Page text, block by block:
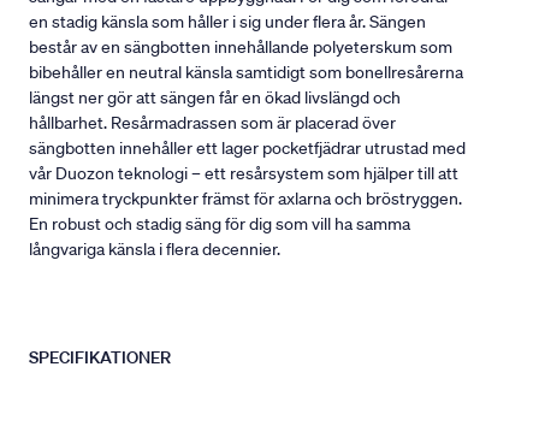
en stadig känsla som håller i sig under flera år. Sängen
består av en sängbotten innehållande polyeterskum som
bibehåller en neutral känsla samtidigt som bonellresårerna
längst ner gör att sängen får en ökad livslängd och
hållbarhet. Resårmadrassen som är placerad över
sängbotten innehåller ett lager pocketfjädrar utrustad med
vår Duozon teknologi – ett resårsystem som hjälper till att
minimera tryckpunkter främst för axlarna och bröstryggen.
En robust och stadig säng för dig som vill ha samma
långvariga känsla i flera decennier.
SPECIFIKATIONER